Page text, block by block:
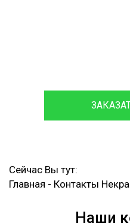
Сейчас Вы тут:
Главная - Контакты
Наши